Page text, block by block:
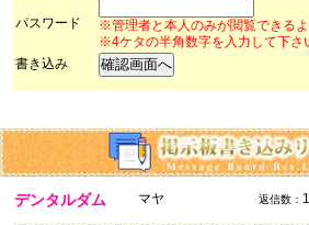
パスワード
※管理者と本人のみが閲覧できるよ
※4ケタの半角数字を入力して下さ
書き込み
デンタルダム マヤ 返信数： 1